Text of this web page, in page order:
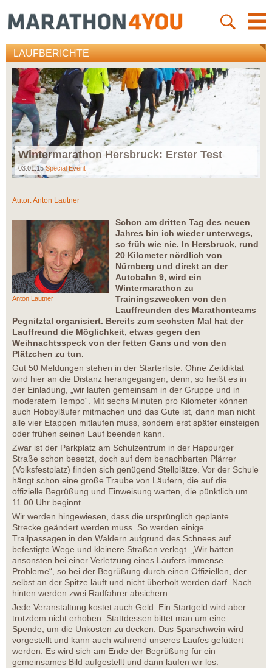
LAUFBERICHTE
Wintermarathon Hersbruck: Erster Test
03.01.15Special Event
Autor:Anton Lautner
Anton Lautner
Schon am dritten Tag des neuen
Jahres bin ich wieder unterwegs,
so früh wie nie. In Hersbruck, rund
20 Kilometer nördlich von
Nürnberg und direkt an der
Autobahn 9, wird ein
Wintermarathon zu
Trainingszwecken von den
Lauffreunden des Marathonteams
Pegnitztal organisiert. Bereits zum sechsten Mal hat der
Lauffreund die Möglichkeit, etwas gegen den
Weihnachtsspeck von der fetten Gans und von den
Plätzchen zu tun.
Gut 50 Meldungen stehen in der Starterliste. Ohne Zeitdiktat
wird hier an die Distanz herangegangen, denn, so heißt es in
der Einladung, „wir laufen gemeinsam in der Gruppe und in
moderatem Tempo“. Mit sechs Minuten pro Kilometer können
auch Hobbyläufer mitmachen und das Gute ist, dann man nicht
alle vier Etappen mitlaufen muss, sondern erst später einsteigen
oder frühen seinen Lauf beenden kann.
Zwar ist der Parkplatz am Schulzentrum in der Happurger
Straße schon besetzt, doch auf dem benachbarten Plärrer
(Volksfestplatz) finden sich genügend Stellplätze. Vor der Schule
hängt schon eine große Traube von Läufern, die auf die
offizielle Begrüßung und Einweisung warten, die pünktlich um
11.00 Uhr beginnt.
Wir werden hingewiesen, dass die ursprünglich geplante
Strecke geändert werden muss. So werden einige
Trailpassagen in den Wäldern aufgrund des Schnees auf
befestigte Wege und kleinere Straßen verlegt. „Wir hätten
ansonsten bei einer Verletzung eines Läufers immense
Probleme“, so bei der Begrüßung durch einen Offiziellen, der
selbst an der Spitze läuft und nicht überholt werden darf. Nach
hinten werden zwei Radfahrer absichern.
Jede Veranstaltung kostet auch Geld. Ein Startgeld wird aber
trotzdem nicht erhoben. Stattdessen bittet man um eine
Spende, um die Unkosten zu decken. Das Sparschwein wird
vorgestellt und kann auch während unseres Laufes gefüttert
werden. Es wird sich am Ende der Begrüßung für ein
gemeinsames Bild aufgestellt und dann laufen wir los.